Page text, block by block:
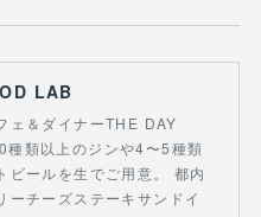
LAB
ェ＆ダイナーTHE DAY
類以上のジンや4〜5種類
ビールを生でご用意。 都内
ーチーズステーキサンドイ